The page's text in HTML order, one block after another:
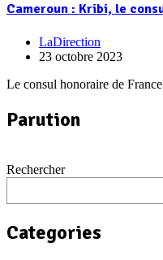
Cameroun : Kribi, le
LaDirection
23 octobre 2023
Le consul honoraire de
Parution
Rechercher
Categories